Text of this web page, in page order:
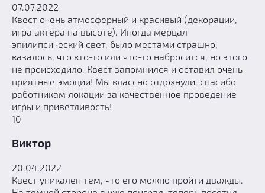
07.07.2022
Квест очень атмосферный и красивый (декорации,
игра актера на высоте). Иногда мерцал
эпилипсический свет, было местами страшно,
казалось, что кто-то или что-то набросится, но этого
не происходило. Квест запомнился и оставил очень
приятные эмоции! Мы классно отдохнули, спасибо
работникам локации за качественное проведение
игры и приветливость!
10
Виктор
20.04.2022
Квест уникален тем, что его можно пройти дважды.